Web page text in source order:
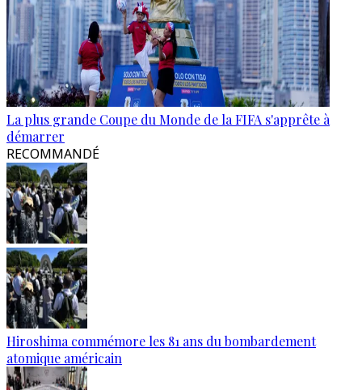
La plus grande Coupe du Monde de la FIFA s'apprête à
démarrer
RECOMMANDÉ
Hiroshima commémore les 81 ans du bombardement
atomique américain